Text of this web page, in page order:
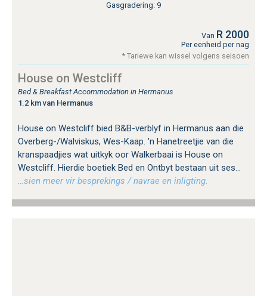
Gasgradering: 9
Van R 2000
Per eenheid per nag
* Tariewe kan wissel volgens seisoen
House on Westcliff
Bed & Breakfast Accommodation in Hermanus
1.2 km van Hermanus
House on Westcliff bied B&B-verblyf in Hermanus aan die
Overberg-/Walviskus, Wes-Kaap. 'n Hanetreetjie van die
kranspaadjies wat uitkyk oor Walkerbaai is House on
Westcliff. Hierdie boetiek Bed en Ontbyt bestaan ​​uit ses...
…sien meer vir besprekings / navrae en inligting.